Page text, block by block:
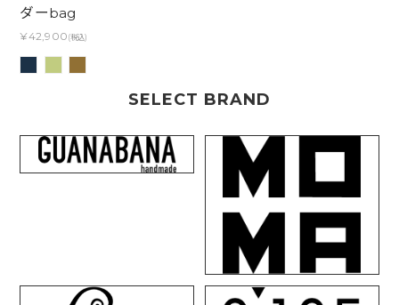
ダーbag
¥42,900 (税込)
SELECT BRAND